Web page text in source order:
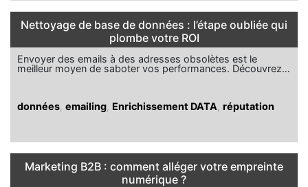
Nettoyage de base de données : l’étape oubliée qui
plombe votre ROI
Envoyer des emails à des adresses obsolètes est le
meilleur moyen de saboter vos performances. Découvrez…
données emailing Enrichissement DATA réputation
Marketing B2B : comment alléger votre empreinte
numérique ?